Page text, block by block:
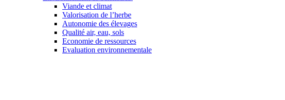
Viande et climat
Valorisation de l’herbe
Autonomie des élevages
Qualité air, eau, sols
Economie de ressources
Evaluation environnementale